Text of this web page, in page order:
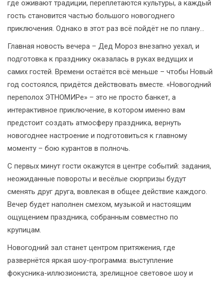
где оживают традиции, переплетаются культуры, а каждый
гость становится частью большого новогоднего
приключения. Однако в этот раз всё пойдёт не по плану…
Главная новость вечера – Дед Мороз внезапно уехал, и
подготовка к празднику оказалась в руках ведущих и
самих гостей. Времени остаётся всё меньше – чтобы Новый
год состоялся, придётся действовать вместе. «Новогодний
переполох ЭТНОМИРе» – это не просто банкет, а
интерактивное приключение, в котором именно вам
предстоит создать атмосферу праздника, вернуть
новогоднее настроение и подготовиться к главному
моменту – бою курантов в полночь.
С первых минут гости окажутся в центре событий: задания,
неожиданные повороты и весёлые сюрпризы будут
сменять друг друга, вовлекая в общее действие каждого.
Вечер будет наполнен смехом, музыкой и настоящим
ощущением праздника, собранным совместно по
крупицам.
Новогодний зал станет центром притяжения, где
развернётся яркая шоу-программа: выступление
фокусника-иллюзиониста, зрелищное световое шоу и